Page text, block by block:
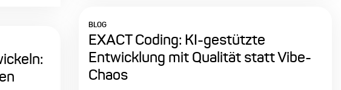
BLOG
EXACT Coding: KI-gestützte
Entwicklung mit Qualität statt Vibe-
Chaos